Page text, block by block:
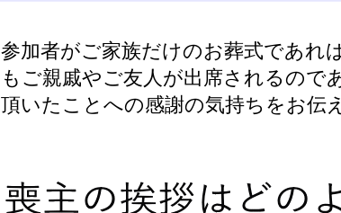
参加者がご家族だけのお葬式であれ
もご親戚やご友人が出席されるので
頂いたことへの感謝の気持ちをお伝